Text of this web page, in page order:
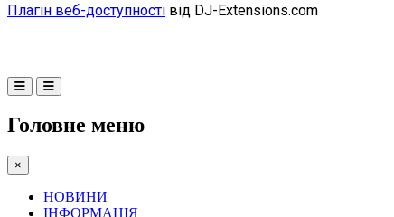
Плагін веб-доступності від DJ-Extensions.com
Головне меню
×
НОВИНИ
ІНФОРМАЦІЯ